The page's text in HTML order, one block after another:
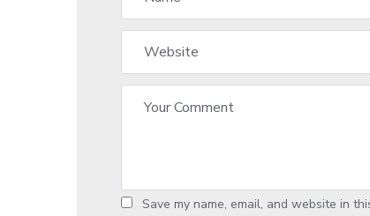
Save my name, email, and website in